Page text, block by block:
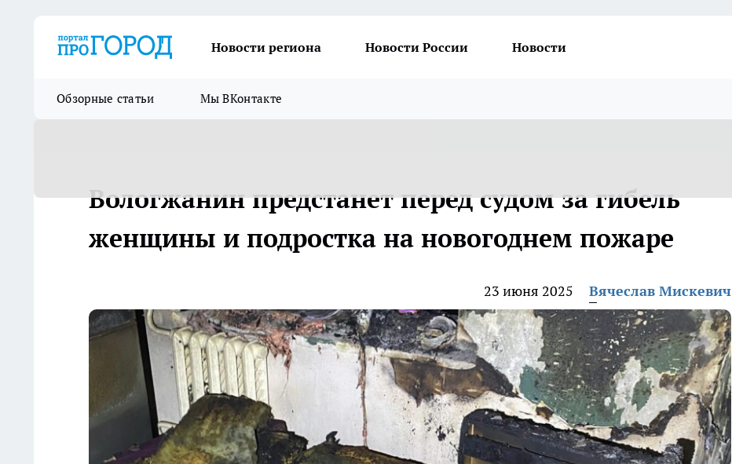
Новости региона Новости России Новости
Обзорные статьи Мы ВКонтакте
Вологжанин предстанет перед судом за гибель
женщины и подростка на новогоднем пожаре
23 июня 2025 Вячеслав Мискевич